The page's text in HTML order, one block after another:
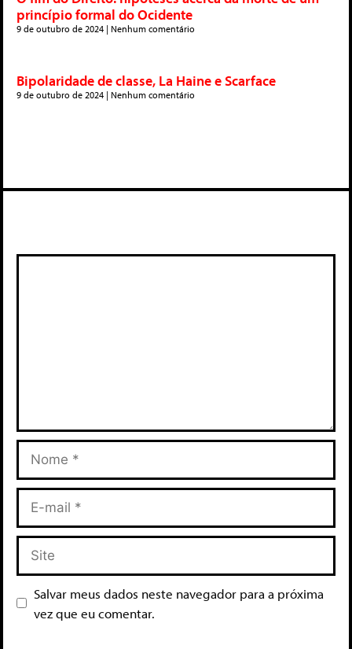
princípio formal do Ocidente
9 de outubro de 2024 Nenhum comentário
Bipolaridade de classe, La Haine e Scarface
9 de outubro de 2024 Nenhum comentário
Salvar meus dados neste navegador para a próxima
vez que eu comentar.